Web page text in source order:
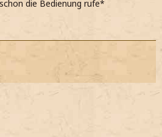
die Bedienung rufe*